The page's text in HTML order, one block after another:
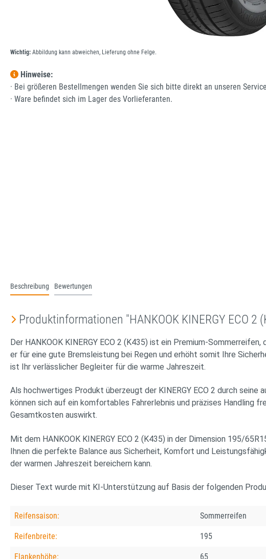
Wichtig: Abbildung kann abweichen, Lieferung ohne Felge.
Hinweise:
· Bei größeren Bestellmengen wenden Sie sich bitte direkt an unseren
· Ware befindet sich im Lager des Vorlieferanten.
Beschreibung Bewertungen
Produktinformationen "HANKOOK KINERGY ECO 2
Der HANKOOK KINERGY ECO 2 (K435) ist ein Premium-
er für eine gute Bremsleistung bei Regen und erhöht somit Ihre
ist Ihr verlässlicher Begleiter für die warme Jahreszeit.
Als hochwertiges Produkt überzeugt der KINERGY ECO 2 durch
können sich auf ein komfortables Fahrerlebnis und präzises Handling
Gesamtkosten auswirkt.
Mit dem HANKOOK KINERGY ECO 2 (K435) in der Dimension 195/
Ihnen die perfekte Balance aus Sicherheit, Komfort und
der warmen Jahreszeit bereichern kann.
Dieser Text wurde mit KI-Unterstützung auf Basis der folgenden
Reifensaison: Sommerreifen
Reifenbreite: 195
Flankenhöhe: 65